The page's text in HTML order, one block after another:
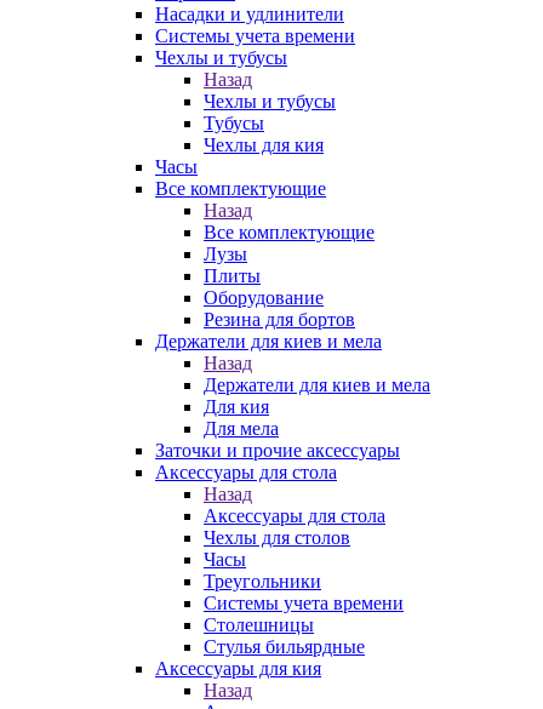
Насадки и удлинители
Системы учета времени
Чехлы и тубусы
Назад
Чехлы и тубусы
Тубусы
Чехлы для кия
Часы
Все комплектующие
Назад
Все комплектующие
Лузы
Плиты
Оборудование
Резина для бортов
Держатели для киев и мела
Назад
Держатели для киев и мела
Для кия
Для мела
Заточки и прочие аксессуары
Аксессуары для стола
Назад
Аксессуары для стола
Чехлы для столов
Часы
Треугольники
Системы учета времени
Столешницы
Стулья бильярдные
Аксессуары для кия
Назад